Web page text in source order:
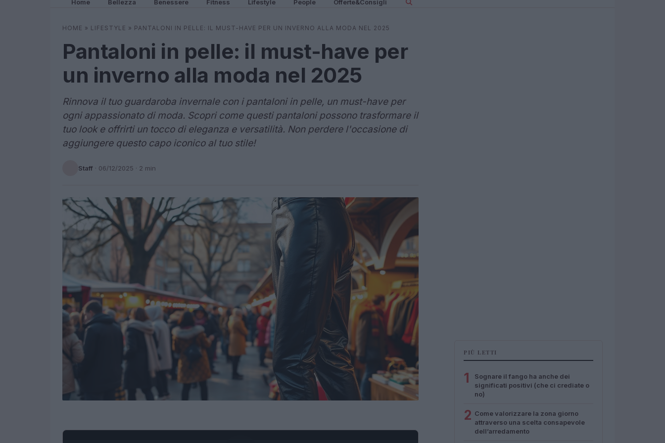
Home Bellezza Benessere Fitness Lifestyle People Offerte&Consigli
HOME » LIFESTYLE » PANTALONI IN PELLE: IL MUST-HAVE PER UN INVERNO ALLA MODA NEL 2025
Pantaloni in pelle: il must-have per
un inverno alla moda nel 2025
Rinnova il tuo guardaroba invernale con i pantaloni in pelle, un must-have per
ogni appassionato di moda. Scopri come questi pantaloni possono trasformare il
tuo look e offrirti un tocco di eleganza e versatilità. Non perdere l'occasione di
aggiungere questo capo iconico al tuo stile!
Staff · 06/12/2025 · 2 min
PIÙ LETTI
1
Sognare il fango ha anche dei
significati positivi (che ci crediate o
no)
2 Come valorizzare la zona giorno
attraverso una scelta consapevole
dell’arredamento